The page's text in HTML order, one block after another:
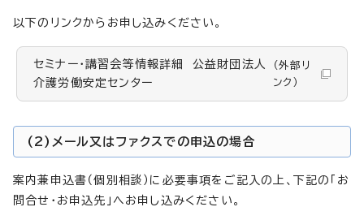
以下のリンクからお申し込みください。
セミナー・講習会等情報詳細 公益財団法人
介護労働安定センター
（外部リ
ンク）
(2)メール又はファクスでの申込の場合
案内兼申込書（個別相談）に必要事項をご記入の上、下記の「お
問合せ・お申込先」へお申し込みください。